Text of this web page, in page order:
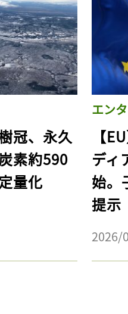
冠、永久
素約590
量化
エン
【
ディ
始。
提示
2026/